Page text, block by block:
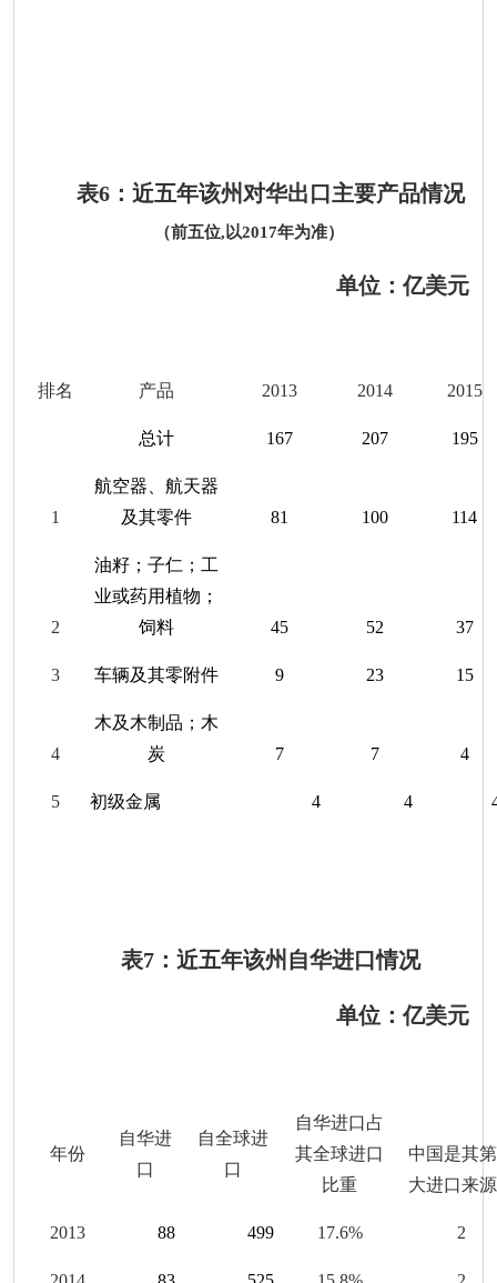
表6 ：近五年该州对华出口主要产品情况
（前五位, 以2017年为准）
单位：亿美元
排名 产品 2013 2014 201 5
总计 167 207 195
1
航空器、航天器
及其零件
81 100 114
2
油籽；子仁；工
业或药用植物；
饲料
45 52 37
3 车辆及其零附件 9 23 15
4
木及木制品；木
炭
7 7 4
5 初级金属 4 4
表7 ：近五年该州自华进口情况
单位：亿美元
年份
自华进
口
自全球进
口
自华进口占
其全球进口
比重
中国是其
大进口来
2013 88 499 17.6% 2